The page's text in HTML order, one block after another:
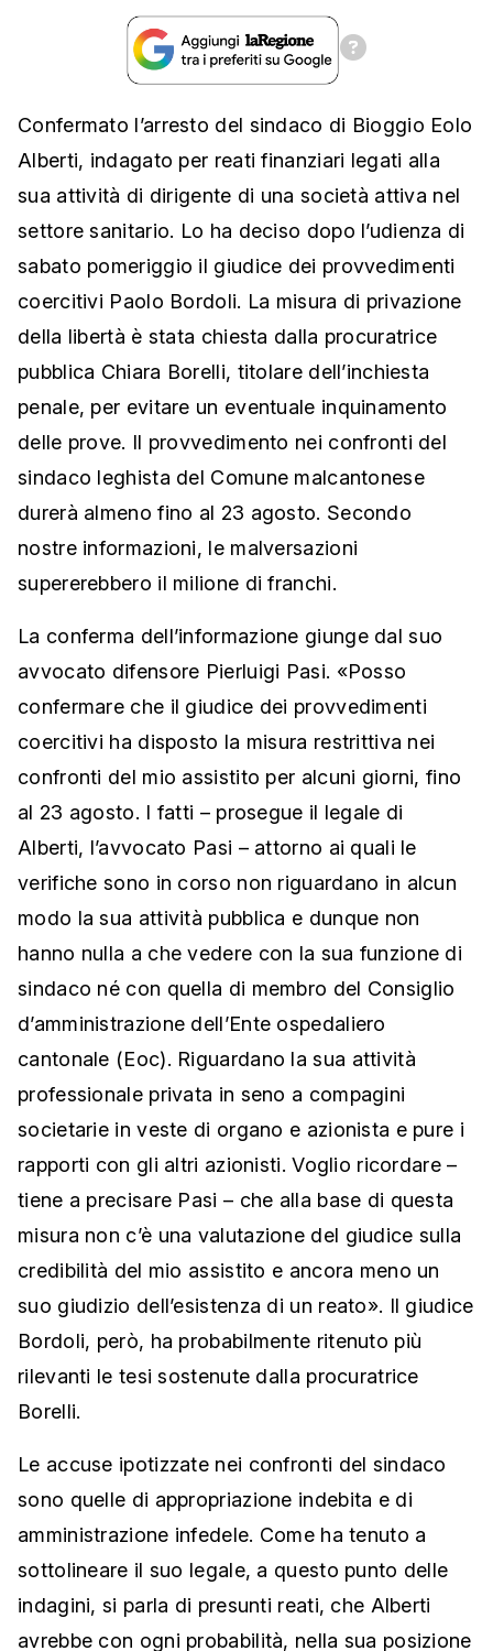
Confermato l’arresto del sindaco di Bioggio Eolo
Alberti, indagato per reati finanziari legati alla
sua attività di dirigente di una società attiva nel
settore sanitario. Lo ha deciso dopo l’udienza di
sabato pomeriggio il giudice dei provvedimenti
coercitivi Paolo Bordoli. La misura di privazione
della libertà è stata chiesta dalla procuratrice
pubblica Chiara Borelli, titolare dell’inchiesta
penale, per evitare un eventuale inquinamento
delle prove. Il provvedimento nei confronti del
sindaco leghista del Comune malcantonese
durerà almeno fino al 23 agosto. Secondo
nostre informazioni, le malversazioni
supererebbero il milione di franchi.
La conferma dell’informazione giunge dal suo
avvocato difensore Pierluigi Pasi. «Posso
confermare che il giudice dei provvedimenti
coercitivi ha disposto la misura restrittiva nei
confronti del mio assistito per alcuni giorni, fino
al 23 agosto. I fatti – prosegue il legale di
Alberti, l’avvocato Pasi – attorno ai quali le
verifiche sono in corso non riguardano in alcun
modo la sua attività pubblica e dunque non
hanno nulla a che vedere con la sua funzione di
sindaco né con quella di membro del Consiglio
d’amministrazione dell’Ente ospedaliero
cantonale (Eoc). Riguardano la sua attività
professionale privata in seno a compagini
societarie in veste di organo e azionista e pure i
rapporti con gli altri azionisti. Voglio ricordare –
tiene a precisare Pasi – che alla base di questa
misura non c’è una valutazione del giudice sulla
credibilità del mio assistito e ancora meno un
suo giudizio dell’esistenza di un reato». Il giudice
Bordoli, però, ha probabilmente ritenuto più
rilevanti le tesi sostenute dalla procuratrice
Borelli.
Le accuse ipotizzate nei confronti del sindaco
sono quelle di appropriazione indebita e di
amministrazione infedele. Come ha tenuto a
sottolineare il suo legale, a questo punto delle
indagini, si parla di presunti reati, che Alberti
avrebbe con ogni probabilità, nella sua posizione